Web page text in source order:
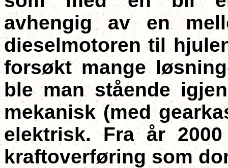
avhengig av en
dieselmotoren til
forsøkt mange
ble man stående
mekanisk (med
elektrisk. Fra år
kraftoverføring som